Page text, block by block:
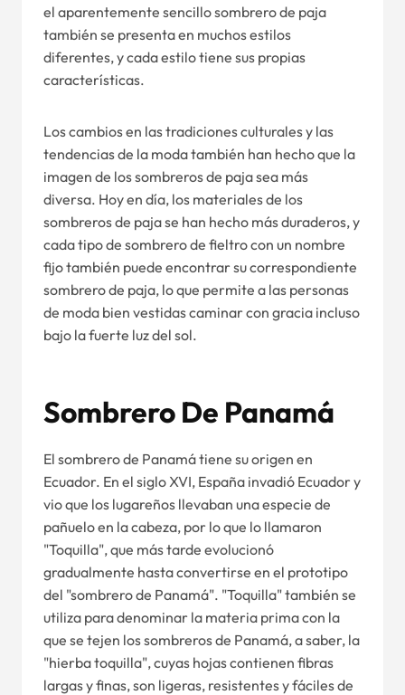
el aparentemente sencillo sombrero de paja
también se presenta en muchos estilos
diferentes, y cada estilo tiene sus propias
características.
Los cambios en las tradiciones culturales y las
tendencias de la moda también han hecho que la
imagen de los sombreros de paja sea más
diversa. Hoy en día, los materiales de los
sombreros de paja se han hecho más duraderos, y
cada tipo de sombrero de fieltro con un nombre
fijo también puede encontrar su correspondiente
sombrero de paja, lo que permite a las personas
de moda bien vestidas caminar con gracia incluso
bajo la fuerte luz del sol.
Sombrero De Panamá
El sombrero de Panamá tiene su origen en
Ecuador. En el siglo XVI, España invadió Ecuador y
vio que los lugareños llevaban una especie de
pañuelo en la cabeza, por lo que lo llamaron
"Toquilla", que más tarde evolucionó
gradualmente hasta convertirse en el prototipo
del "sombrero de Panamá". "Toquilla" también se
utiliza para denominar la materia prima con la
que se tejen los sombreros de Panamá, a saber, la
"hierba toquilla", cuyas hojas contienen fibras
largas y finas, son ligeras, resistentes y fáciles de